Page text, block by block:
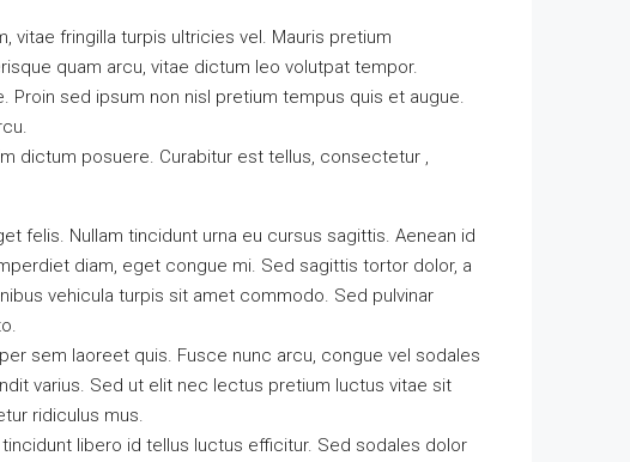
vitae fringilla turpis ultricies vel. Mauris pretium
quam arcu, vitae dictum leo volutpat tempor.
sed ipsum non nisl pretium tempus quis et augue.
dictum posuere. Curabitur est tellus, consectetur ,
felis. Nullam tincidunt urna eu cursus sagittis. Aenean id
diam, eget congue mi. Sed sagittis tortor dolor, a
vehicula turpis sit amet commodo. Sed pulvinar
sem laoreet quis. Fusce nunc arcu, congue vel sodales
varius. Sed ut elit nec lectus pretium luctus vitae sit
ridiculus mus.
libero id tellus luctus efficitur. Sed sodales dolor